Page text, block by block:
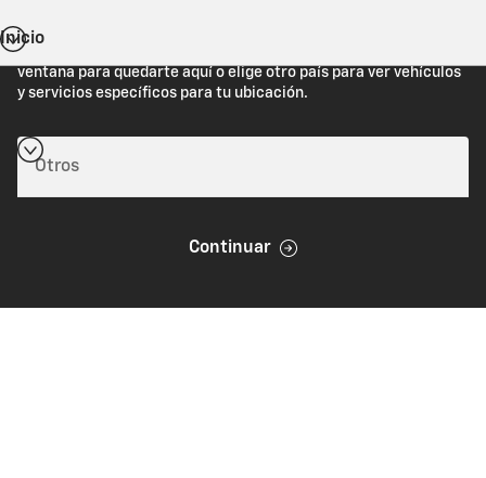
Estás viendo Chevrolet.com (Estados Unidos). Cierra esta
ventana para quedarte aquí o elige otro país para ver vehículos
y servicios específicos para tu ubicación.
Continuar
Inicio